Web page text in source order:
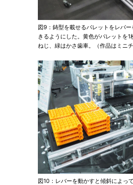
図9：鋳型を載せるパレットをレバ
きるようにした。黄色がパレットを1
ねじ、緑はかさ歯車。（作品はミニチ
図10：レバーを動かすと傾斜によっ